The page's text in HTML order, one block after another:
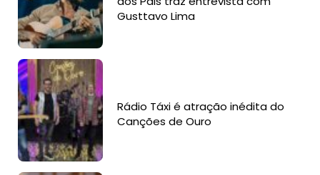
Gusttavo Lima
Rádio Táxi é atração inédita do
Canções de Ouro